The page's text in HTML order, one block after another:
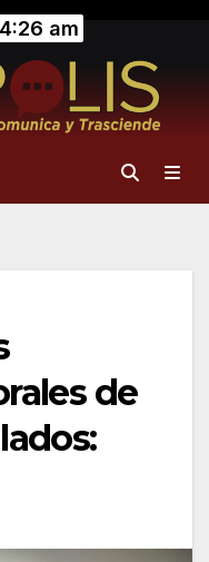
4:26 am
de